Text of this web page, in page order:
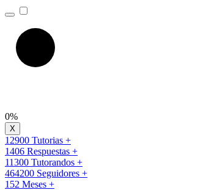
0%
12900 Tutorias +
1406 Respuestas +
11300 Tutorandos +
464200 Seguidores +
152 Meses +